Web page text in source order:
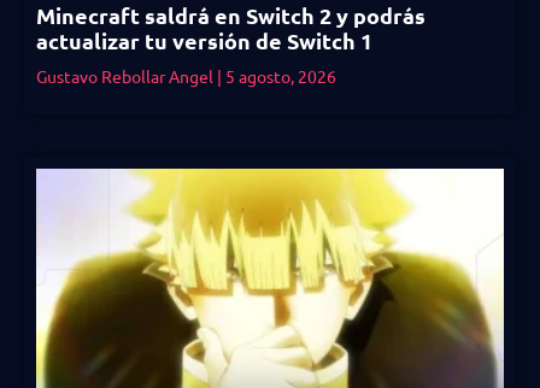
Minecraft saldrá en Switch 2 y podrás
actualizar tu versión de Switch 1
Gustavo Rebollar Angel 5 agosto, 2026